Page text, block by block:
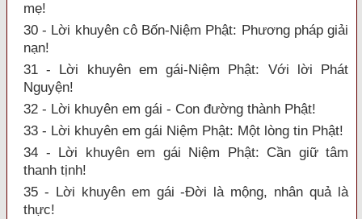
mẹ!
30 - Lời khuyên cô Bốn-Niệm Phật: Phương pháp giải
nạn!
31 - Lời khuyên em gái-Niệm Phật: Với lời Phát
Nguyện!
32 - Lời khuyên em gái - Con đường thành Phật!
33 - Lời khuyên em gái Niệm Phật: Một lòng tin Phật!
34 - Lời khuyên em gái Niệm Phật: Cần giữ tâm
thanh tịnh!
35 - Lời khuyên em gái -Đời là mộng, nhân quả là
thực!